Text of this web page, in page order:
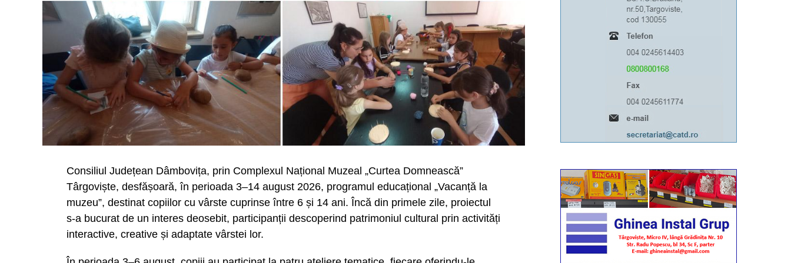
aplicarea de sancțiuni, ci prevenirea accidentelor și a incidentelor generate de
caniculă. Protejarea salariaților trebuie să fie o prioritate. O sticlă cu apă, o pauză la
umbră sau adaptarea programului de lucru pot face diferența atunci când
temperaturile ating valori extreme”.
Urmărește Incomod Media și pe Google News
Consiliul Județean Dâmbovița, prin Complexul Național Muzeal „Curtea Domnească”
Târgoviște, desfășoară, în perioada 3–14 august 2026, programul educațional „Vacanță la
muzeu”, destinat copiilor cu vârste cuprinse între 6 și 14 ani. Încă din primele zile, proiectul
s-a bucurat de un interes deosebit, participanții descoperind patrimoniul cultural prin activități
interactive, creative și adaptate vârstei lor.